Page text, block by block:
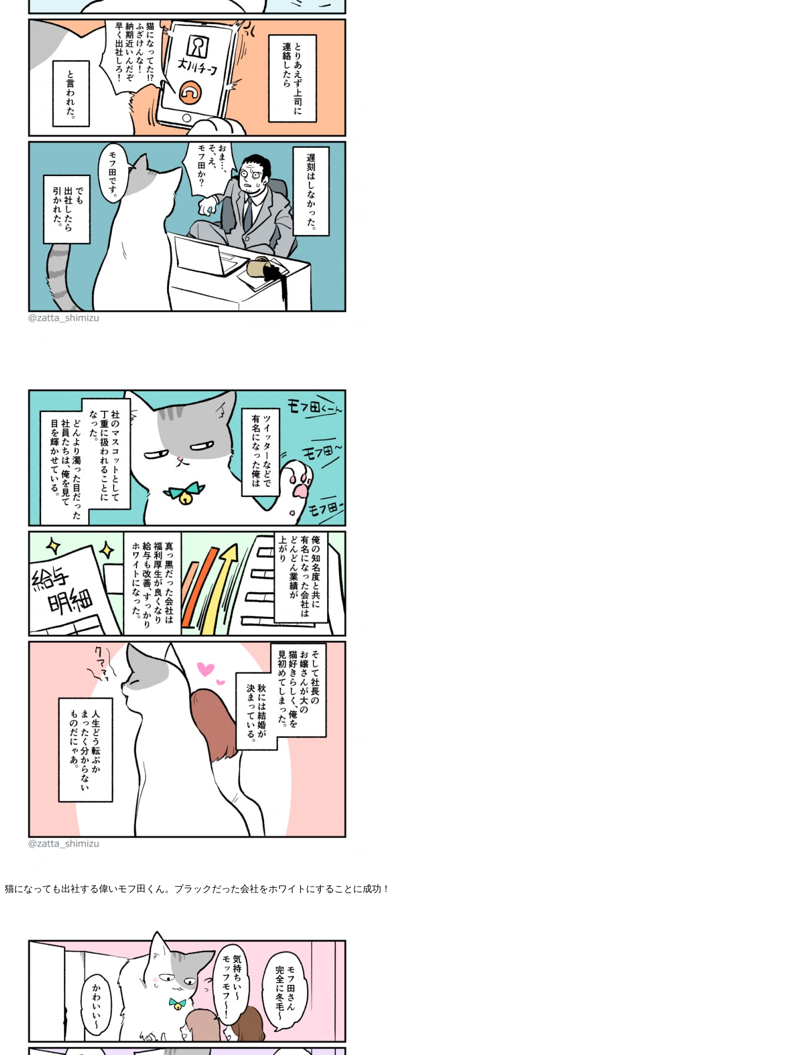
猫になっても出社する偉いモフ田くん。ブラックだった会社をホワイトにすることに成功！